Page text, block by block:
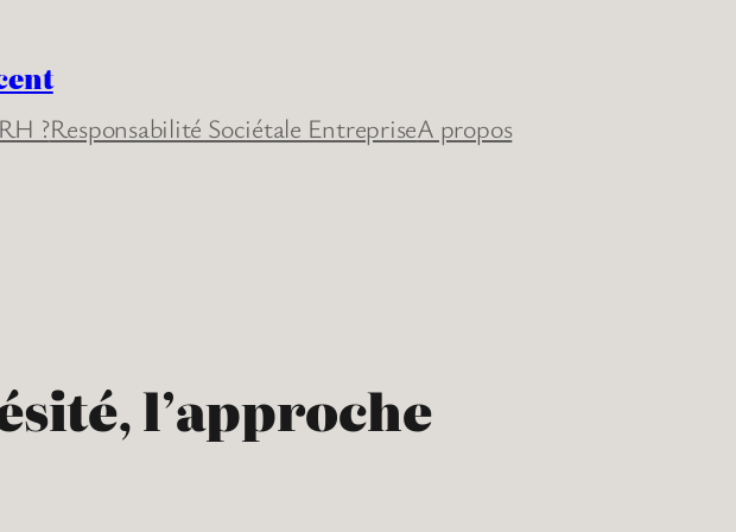
?Responsabilité Sociétale EntrepriseA propos
l’approche